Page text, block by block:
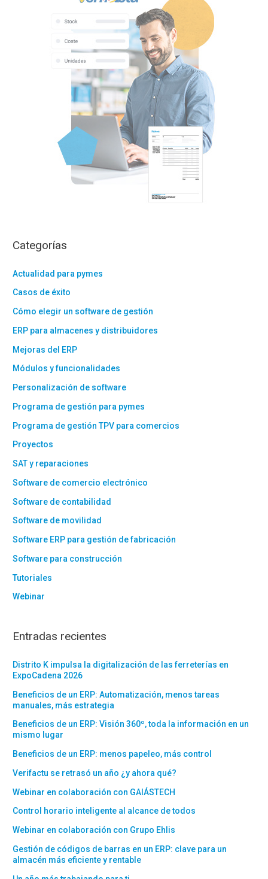
Categorías
Actualidad para pymes
Casos de éxito
Cómo elegir un software de gestión
ERP para almacenes y distribuidores
Mejoras del ERP
Módulos y funcionalidades
Personalización de software
Programa de gestión para pymes
Programa de gestión TPV para comercios
Proyectos
SAT y reparaciones
Software de comercio electrónico
Software de contabilidad
Software de movilidad
Software ERP para gestión de fabricación
Software para construcción
Tutoriales
Webinar
Entradas recientes
Distrito K impulsa la digitalización de las ferreterías en
ExpoCadena 2026
Beneficios de un ERP: Automatización, menos tareas
manuales, más estrategia
Beneficios de un ERP: Visión 360º, toda la información en un
mismo lugar
Beneficios de un ERP: menos papeleo, más control
Verifactu se retrasó un año ¿y ahora qué?
Webinar en colaboración con GAIÁSTECH
Control horario inteligente al alcance de todos
Webinar en colaboración con Grupo Ehlis
Gestión de códigos de barras en un ERP: clave para un
almacén más eficiente y rentable